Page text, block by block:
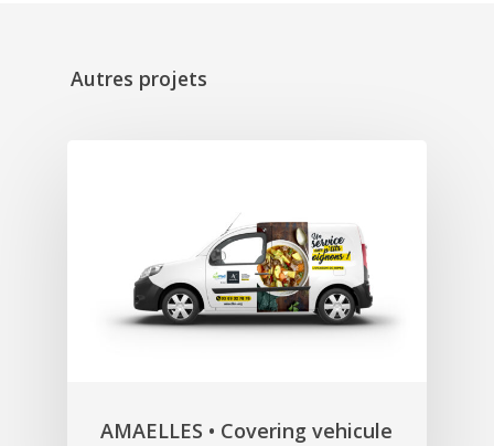
Autres projets
AMAELLES • Covering vehicule